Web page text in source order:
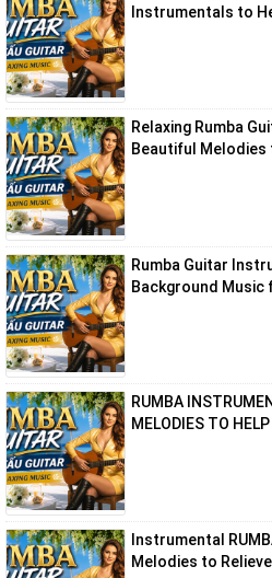
Instrumentals to
Relaxing Rumba
Beautiful Melodies
Rumba Guitar
Background Music
RUMBA
MELODIES TO
Instrumental
Melodies to